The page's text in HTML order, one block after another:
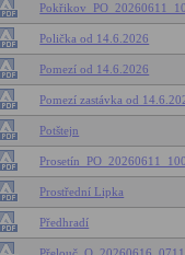
Polička od 14.6.2026
Pomezí od 14.6.2026
Pomezí zastávka od
Potštejn
Prostřední Lipka
Předhradí